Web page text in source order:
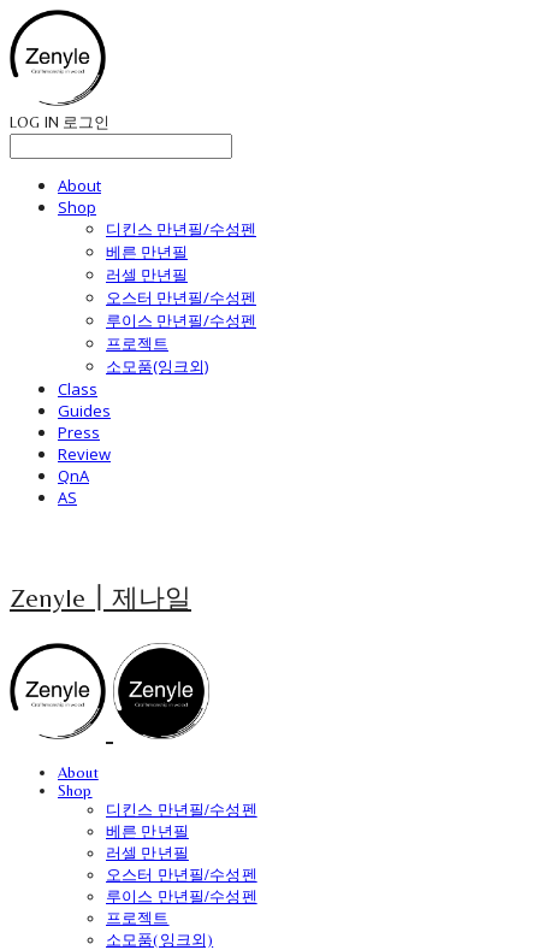
LOG IN 로그인
About
Shop
디킨스 만년필/수성펜
베른 만년필
러셀 만년필
오스터 만년필/수성펜
루이스 만년필/수성펜
프로젝트
소모품(잉크외)
Class
Guides
Press
Review
QnA
AS
Zenyle┃제나일
About
Shop
디킨스 만년필/수성펜
베른 만년필
러셀 만년필
오스터 만년필/수성펜
루이스 만년필/수성펜
프로젝트
소모품(잉크외)